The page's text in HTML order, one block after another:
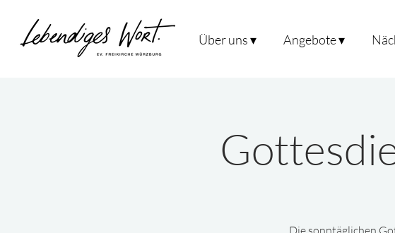
Über uns ▾ Angebote ▾
Die sonntäglichen